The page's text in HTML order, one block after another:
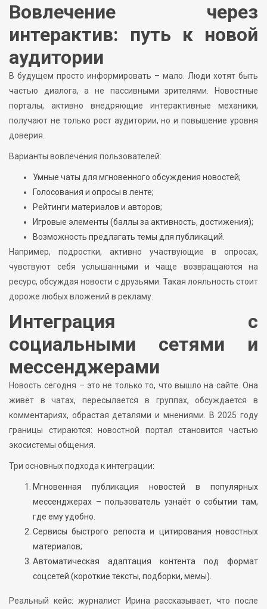
Вовлечение через
интерактив: путь к новой
аудитории
В будущем просто информировать – мало. Люди хотят быть
частью диалога, а не пассивными зрителями. Новостные
порталы, активно внедряющие интерактивные механики,
получают не только рост аудитории, но и повышение уровня
доверия.
Варианты вовлечения пользователей:
Умные чаты для мгновенного обсуждения новостей;
Голосования и опросы в ленте;
Рейтинги материалов и авторов;
Игровые элементы (баллы за активность, достижения);
Возможность предлагать темы для публикаций.
Например, подростки, активно участвующие в опросах,
чувствуют себя услышанными и чаще возвращаются на
ресурс, обсуждая новости с друзьями. Такая лояльность стоит
дороже любых вложений в рекламу.
Интеграция с
социальными сетями и
мессенджерами
Новость сегодня – это не только то, что вышло на сайте. Она
живёт в чатах, пересылается в группах, обсуждается в
комментариях, обрастая деталями и мнениями. В 2025 году
границы стираются: новостной портал становится частью
экосистемы общения.
Три основных подхода к интеграции:
Мгновенная публикация новостей в популярных
мессенджерах – пользователь узнаёт о событии там,
где ему удобно.
Сервисы быстрого репоста и цитирования новостных
материалов;
Автоматическая адаптация контента под формат
соцсетей (короткие тексты, подборки, мемы).
Реальный кейс: журналист Ирина рассказывает, что после